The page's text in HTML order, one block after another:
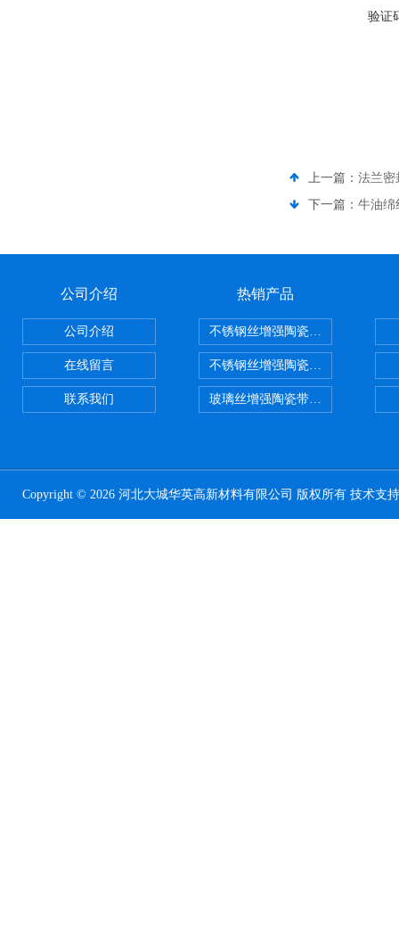
验证
上一篇： 法兰密
下一篇： 牛油绵
公司介绍
公司介绍
在线留言
联系我们
热销产品
不锈钢丝增强陶瓷纤维布，陶瓷布
不锈钢丝增强陶瓷纤维布应用范围
玻璃丝增强陶瓷带，硅酸铝纤维
Copyright © 2026 河北大城华英高新材料有限公司 版权所有 技术支